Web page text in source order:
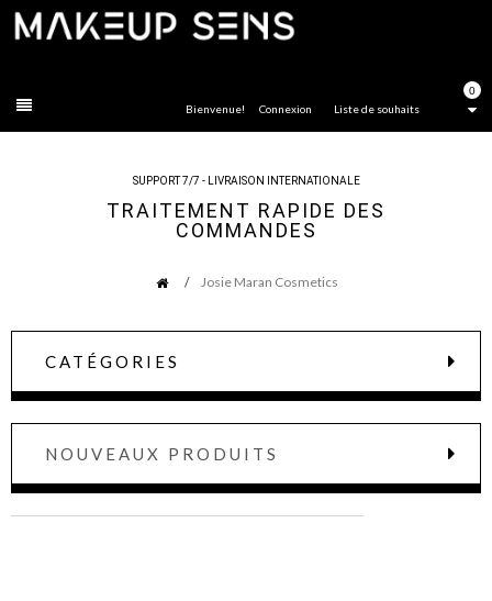
0
Liste de souhaits
Bienvenue! Connexion
SUPPORT 7/7 - LIVRAISON INTERNATIONALE
TRAITEMENT RAPIDE DES
COMMANDES
Josie Maran Cosmetics
CATÉGORIES
NOUVEAUX PRODUITS